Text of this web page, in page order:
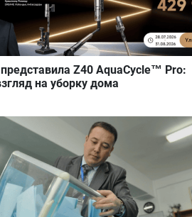
представила Z40 AquaCycle™ Pro:
на уборку дома